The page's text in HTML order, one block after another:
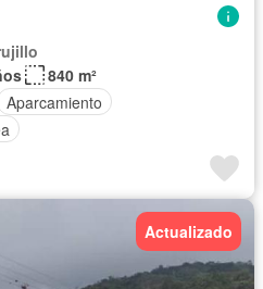
840 m²
Aparcamiento
Actualizado